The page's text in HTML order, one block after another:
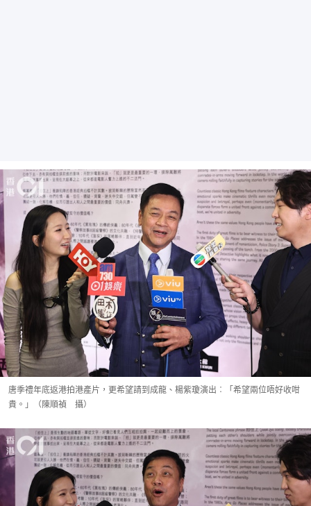
唐季禮年底返港拍港產片，更希望請到成龍、楊紫瓊演出︰「希望兩位唔好收咁
貴。」（陳順禎 攝）